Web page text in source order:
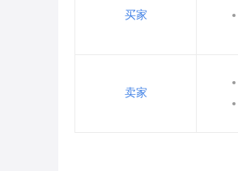
买家
卖家